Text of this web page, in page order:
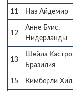
11 Наз Айдемир
12
Анне Буис,
Нидерланды
13
Шейла Кастро,
Бразилия
15 Кимберли